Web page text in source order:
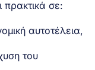
πρακτικά σε:
αυτοτέλεια,
του